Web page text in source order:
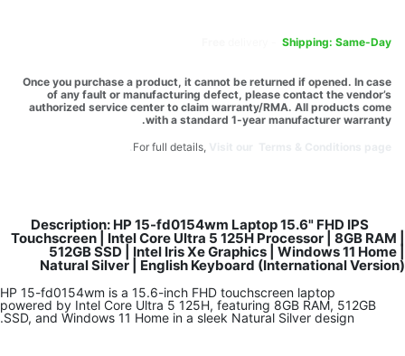
Shipping: Same-Day
Once you purchase a product, it cannot be returned if opened. In case
of any fault or manufacturing defect, please contact the vendor’s
authorized service center to claim warranty/RMA. All products come
with a standard 1-year manufacturer warranty.
For full details,
Description: HP 15-fd0154wm Laptop 15.6" FHD IPS
Touchscreen | Intel Core Ultra 5 125H Processor | 8GB RAM |
512GB SSD | Intel Iris Xe Graphics | Windows 11 Home |
Natural Silver | English Keyboard (International Version)
HP 15-fd0154wm is a 15.6-inch FHD touchscreen laptop
powered by Intel Core Ultra 5 125H, featuring 8GB RAM, 512GB
SSD, and Windows 11 Home in a sleek Natural Silver design.